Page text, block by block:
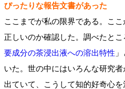
ぴったりな報告文書があった
ここまでが私の限界である。こ
正しいのか確認した。調べたとこ
要成分の茶浸出液への溶出特性
いた。世の中にはいろんな研究
出ていて、こうして知的好奇心